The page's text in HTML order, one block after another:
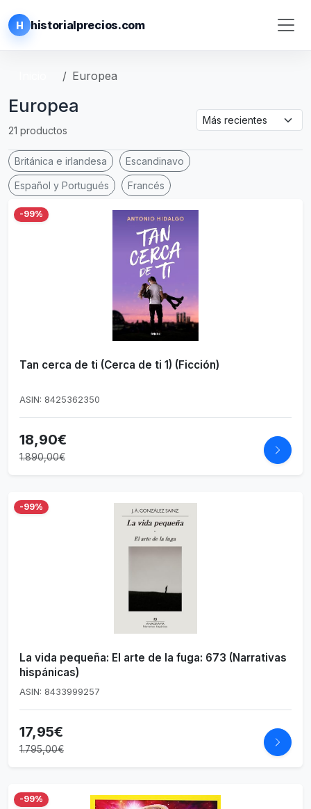
H historialprecios.com
Europea
Europea
21 productos
Británica e irlandesa Escandinavo
Español y Portugués Francés
-99%
Tan cerca de ti (Cerca de ti 1) (Ficción)
ASIN: 8425362350
18,90€
1.890,00€
-99%
La vida pequeña: El arte de la fuga: 673 (Narrativas
hispánicas)
ASIN: 8433999257
17,95€
1.795,00€
-99%